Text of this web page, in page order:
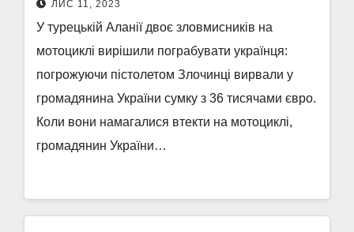
ЛИС 11, 2023
У турецькій Аланії двоє зловмисників на
мотоциклі вирішили пограбувати українця:
погрожуючи пістолетом Злочинці вирвали у
громадянина України сумку з 36 тисячами євро.
Коли вони намагалися втекти на мотоциклі,
громадянин України…